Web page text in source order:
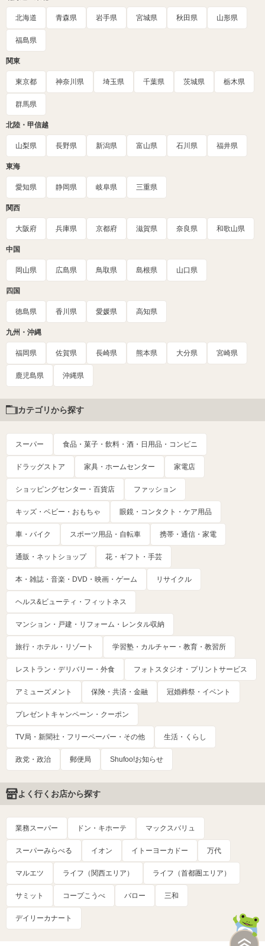
北海道 青森県 岩手県 宮城県 秋田県 山形県
福島県
関東
東京都 神奈川県 埼玉県 千葉県 茨城県 栃木県
群馬県
北陸・甲信越
山梨県 長野県 新潟県 富山県 石川県 福井県
東海
愛知県 静岡県 岐阜県 三重県
関西
大阪府 兵庫県 京都府 滋賀県 奈良県 和歌山県
中国
岡山県 広島県 鳥取県 島根県 山口県
四国
徳島県 香川県 愛媛県 高知県
九州・沖縄
福岡県 佐賀県 長崎県 熊本県 大分県 宮崎県
鹿児島県 沖縄県
カテゴリから探す
スーパー 食品・菓子・飲料・酒・日用品・コンビニ
ドラッグストア 家具・ホームセンター 家電店
ショッピングセンター・百貨店 ファッション
キッズ・ベビー・おもちゃ 眼鏡・コンタクト・ケア用品
車・バイク スポーツ用品・自転車 携帯・通信・家電
通販・ネットショップ 花・ギフト・手芸
本・雑誌・音楽・DVD・映画・ゲーム リサイクル
ヘルス&ビューティ・フィットネス
マンション・戸建・リフォーム・レンタル収納
旅行・ホテル・リゾート 学習塾・カルチャー・教育・教習所
レストラン・デリバリー・外食 フォトスタジオ・プリントサービス
アミューズメント 保険・共済・金融 冠婚葬祭・イベント
プレゼントキャンペーン・クーポン
TV局・新聞社・フリーペーパー・その他 生活・くらし
政党・政治 郵便局 Shufoo!お知らせ
よく行くお店から探す
業務スーパー ドン・キホーテ マックスバリュ
スーパーみらべる イオン イトーヨーカドー 万代
マルエツ ライフ（関西エリア） ライフ（首都圏エリア）
サミット コープこうべ バロー 三和
デイリーカナート